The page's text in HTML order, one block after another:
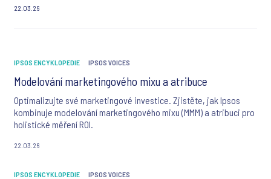
22.03.26
IPSOS ENCYKLOPEDIE IPSOS VOICES
Modelování marketingového mixu a atribuce
Optimalizujte své marketingové investice. Zjistěte, jak Ipsos
kombinuje modelování marketingového mixu (MMM) a atribuci pro
holistické měření ROI.
22.03.26
IPSOS ENCYKLOPEDIE IPSOS VOICES